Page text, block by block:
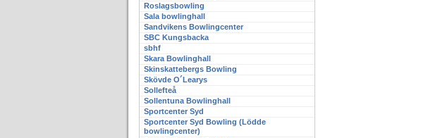
Roslagsbowling
Sala bowlinghall
Sandvikens Bowlingcenter
SBC Kungsbacka
sbhf
Skara Bowlinghall
Skinskattebergs Bowling
Skövde O´Learys
Sollefteå
Sollentuna Bowlinghall
Sportcenter Syd
Sportcenter Syd Bowling (Lödde
bowlingcenter)